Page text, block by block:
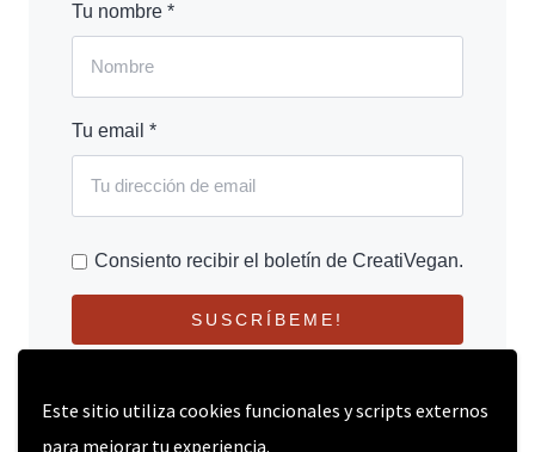
Este sitio utiliza cookies funcionales y scripts externos
para mejorar tu experiencia.
Tu nombre *
Tu email *
Consiento recibir el boletín de CreatiVegan.
SUSCRÍBEME!